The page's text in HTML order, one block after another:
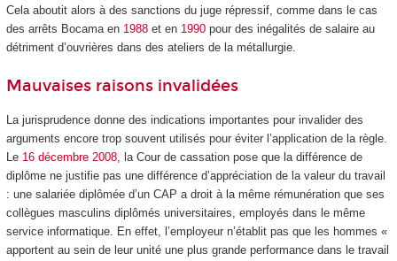
Cela aboutit alors à des sanctions du juge répressif, comme dans le cas
des arrêts Bocama en 1988et en 1990pour des inégalités de salaire au
détriment d’ouvrières dans des ateliers de la métallurgie.
Mauvaises raisons invalidées
La jurisprudence donne des indications importantes pour invalider des
arguments encore trop souvent utilisés pour éviter l’application de la règle.
Le 16 décembre 2008, la Cour de cassation pose que la différence de
diplôme ne justifie pas une différence d’appréciation de la valeur du travail
: une salariée diplômée d’un CAP a droit à la même rémunération que ses
collègues masculins diplômés universitaires, employés dans le même
service informatique. En effet, l’employeur n’établit pas que les hommes «
apportent au sein de leur unité une plus grande performance dans le travail